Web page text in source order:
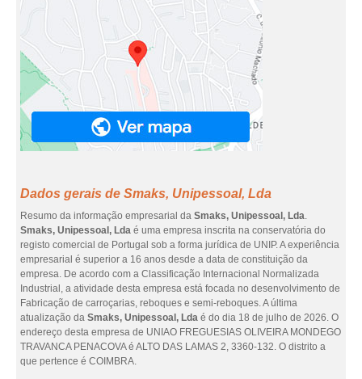
Dados gerais de Smaks, Unipessoal, Lda
Resumo da informação empresarial da Smaks, Unipessoal, Lda.
Smaks, Unipessoal, Lda é uma empresa inscrita na conservatória do
registo comercial de Portugal sob a forma jurídica de UNIP. A experiência
empresarial é superior a 16 anos desde a data de constituição da
empresa. De acordo com a Classificação Internacional Normalizada
Industrial, a atividade desta empresa está focada no desenvolvimento de
Fabricação de carroçarias, reboques e semi-reboques. A última
atualização da Smaks, Unipessoal, Lda é do dia 18 de julho de 2026. O
endereço desta empresa de UNIAO FREGUESIAS OLIVEIRA MONDEGO
TRAVANCA PENACOVA é ALTO DAS LAMAS 2, 3360-132. O distrito a
que pertence é COIMBRA.